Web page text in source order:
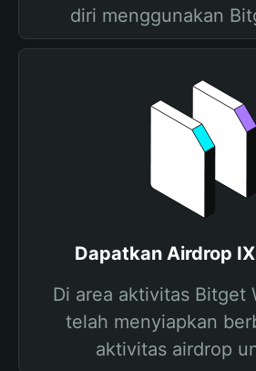
diri menggunakan
Dapatkan Airdrop
Di area aktivitas Bitget
telah menyiapkan
aktivitas airdrop